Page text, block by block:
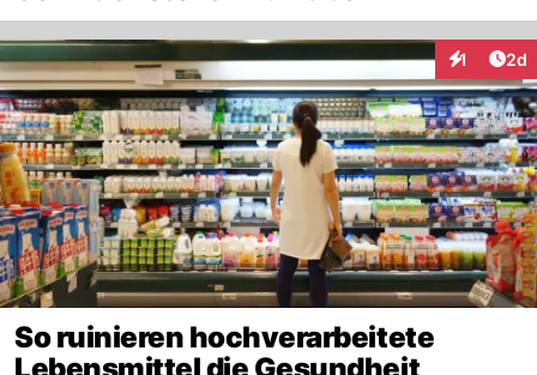
1 2d
So ruinieren hochverarbeitete